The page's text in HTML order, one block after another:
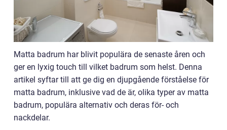
Matta badrum har blivit populära de senaste åren och
ger en lyxig touch till vilket badrum som helst. Denna
artikel syftar till att ge dig en djupgående förståelse för
matta badrum, inklusive vad de är, olika typer av matta
badrum, populära alternativ och deras för- och
nackdelar.